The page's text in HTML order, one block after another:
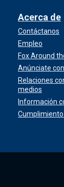
Acerca de
Contáctanos
Empleo
Fox Around
Anúnciate
Relaciones
medios
Información